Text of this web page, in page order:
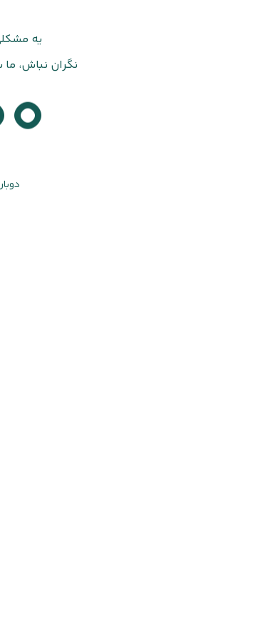
یه
نگران نباش،